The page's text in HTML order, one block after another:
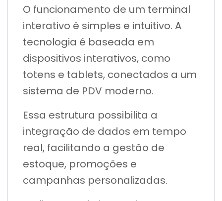
O funcionamento de um terminal
interativo é simples e intuitivo. A
tecnologia é baseada em
dispositivos interativos, como
totens e tablets, conectados a um
sistema de PDV moderno.
Essa estrutura possibilita a
integração de dados em tempo
real, facilitando a gestão de
estoque, promoções e
campanhas personalizadas.